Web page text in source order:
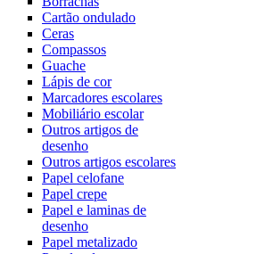
Cartão ondulado
Ceras
Compassos
Guache
Lápis de cor
Marcadores escolares
Mobiliário escolar
Outros artigos de
desenho
Outros artigos escolares
Papel celofane
Papel crepe
Papel e laminas de
desenho
Papel metalizado